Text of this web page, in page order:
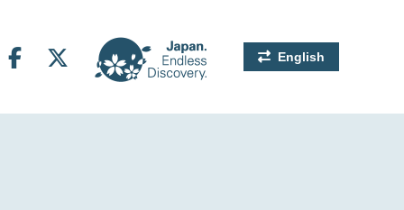
English